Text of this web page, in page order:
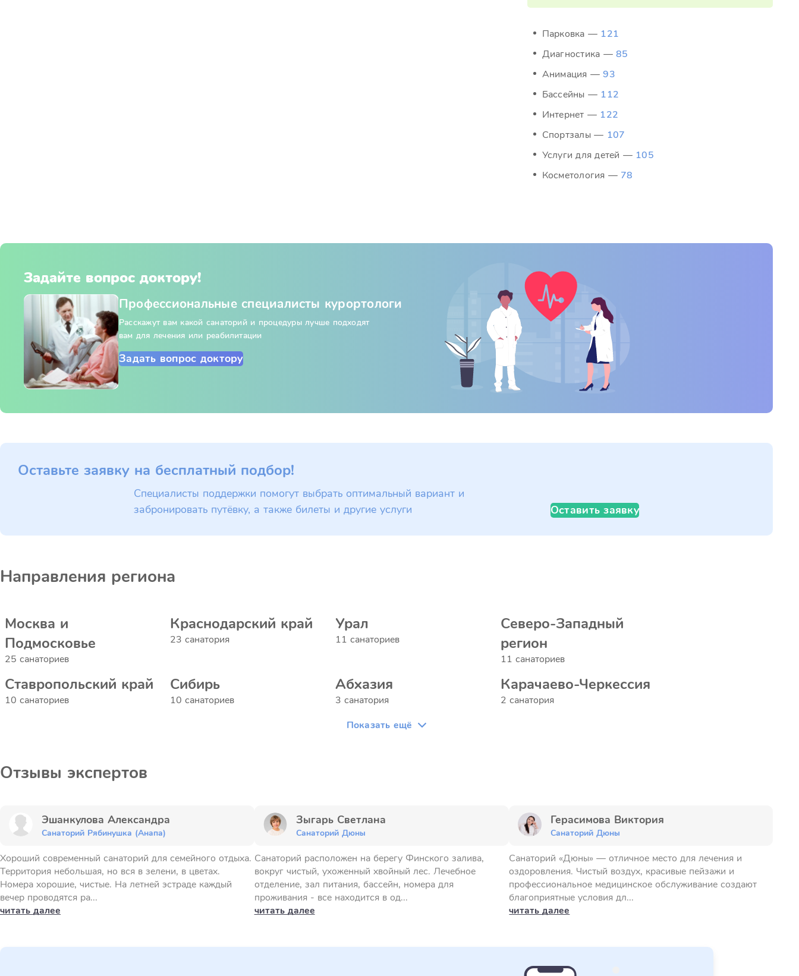
Парковка — 121
Диагностика —85
Анимация —93
Бассейны — 112
Интернет — 122
Спортзалы — 107
Услуги для детей — 105
Косметология — 78
Задайте вопрос доктору!
Профессиональные специалисты курортологи
Расскажут вам какой санаторий и процедуры лучше подходят
вам для лечения или реабилитации
Задать вопрос доктору
Оставьте заявку на бесплатный подбор!
Специалисты поддержки помогут выбрать оптимальный вариант и
забронировать путёвку, а также билеты и другие услуги
Оставить заявку
Направления региона
Москва и
Подмосковье
25 санаториев
Краснодарский край
23 санатория
Урал
11 санаториев
Северо-Западный
регион
11 санаториев
Ставропольский край
10 санаториев
Сибирь
10 санаториев
Абхазия
3 санатория
Карачаево-Черкессия
2 санатория
Показать ещё
Отзывы экспертов
Эшанкулова Александра
Санаторий Рябинушка (Анапа)
Хороший современный санаторий для семейного отдыха.
Территория небольшая, но вся в зелени, в цветах.
Номера хорошие, чистые. На летней эстраде каждый
вечер проводятся ра...
читать далее
Зыгарь Светлана
Санаторий Дюны
Санаторий расположен на берегу Финского залива,
вокруг чистый, ухоженный хвойный лес. Лечебное
отделение, зал питания, бассейн, номера для
проживания - все находится в од...
читать далее
Герасимова Виктория
Санаторий Дюны
Санаторий «Дюны» — отличное место для лечения и
оздоровления. Чистый воздух, красивые пейзажи и
профессиональное медицинское обслуживание создают
благоприятные условия дл...
читать далее